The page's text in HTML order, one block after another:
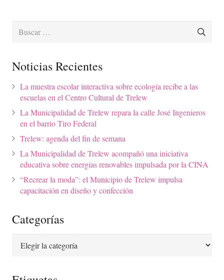
Buscar:
Noticias Recientes
La muestra escolar interactiva sobre ecología recibe a las
escuelas en el Centro Cultural de Trelew
La Municipalidad de Trelew repara la calle José Ingenieros
en el barrio Tiro Federal
Trelew: agenda del fin de semana
La Municipalidad de Trelew acompañó una iniciativa
educativa sobre energías renovables impulsada por la CINA
“Recrear la moda”: el Municipio de Trelew impulsa
capacitación en diseño y confección
Categorías
Categorías